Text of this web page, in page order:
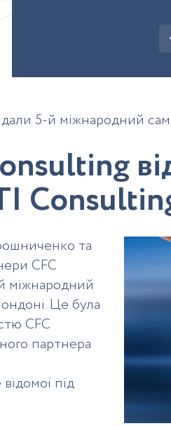
5-й міжнародний
onsultingві
I Consultin
та
CFC
міжнародний
Це була
CFC
партнера
під